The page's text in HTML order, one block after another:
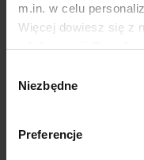
m.in. w celu
Więcej dowiesz się z
zInformacji Google
zgody
Niezbędne
Preferencje
wykonanie w
dodatkowa
odpowiednich opcji przed
przypadku
Najwyższa jakość